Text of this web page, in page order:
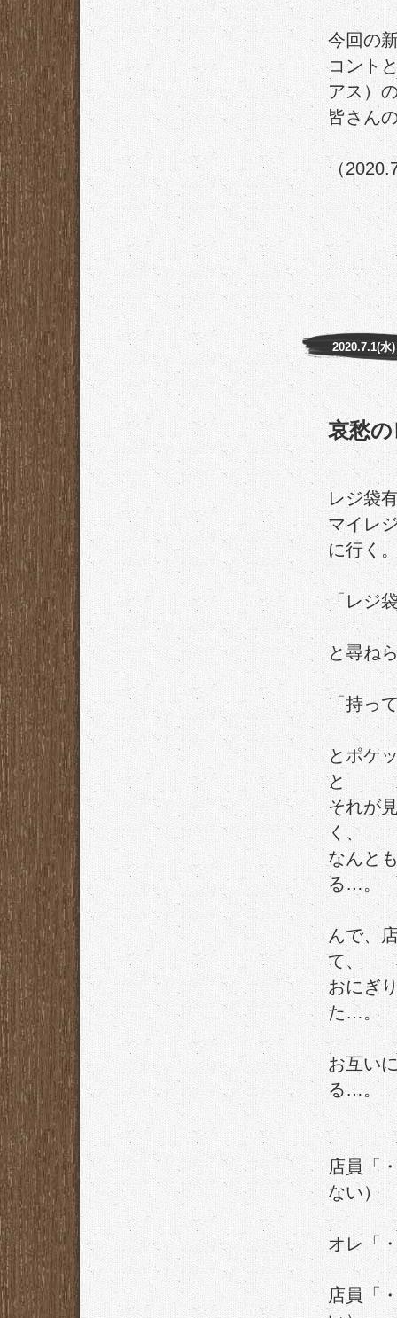
今回の
コント
アス）
皆さん
（
2020.7.1(水)
哀愁
レジ袋
マイレ
に行く
「レジ
と尋ね
「持っ
とポケ
と
それが
く、
なんと
る…。
んで、
て、
おにぎ
た…。
お互い
る…。
店員「
ない）
オレ「
店員「